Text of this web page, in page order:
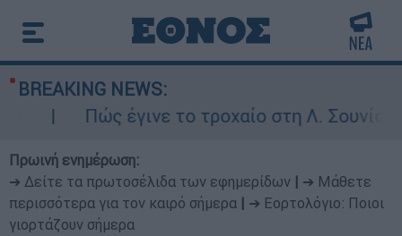
BREAKING NEWS:
Πώς έγινε το τροχαίο στη Λ. Σουνίου:
Πρωινή ενημέρωση:
➔ Δείτε τα πρωτοσέλιδα των εφημερίδων
➔ Μάθετε
περισσότερα για τον καιρό σήμερα
➔ Εορτολόγιο: Ποιοι
γιορτάζουν σήμερα